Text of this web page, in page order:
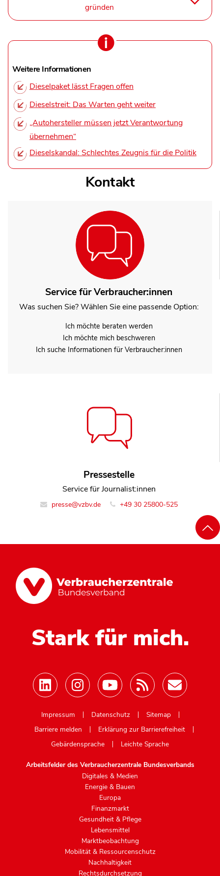
gründen
Weitere Informationen
Dieselpaket lässt Fragen offen
Dieselstreit: Das Warten geht weiter
„Autohersteller müssen jetzt Verantwortung
übernehmen“
Dieselskandal: Schlechtes Zeugnis für die Politik
Kontakt
Service für Verbraucher:innen
Was suchen Sie? Wählen Sie eine passende Option:
Ich möchte beraten werden
Ich möchte mich beschweren
Ich suche Informationen für Verbraucher:innen
Pressestelle
Service für Journalist:innen
presse@vzbv.de +49 30 25800-525
Stark für mich.
Impressum
Datenschutz
Sitemap
Barriere melden
Erklärung zur Barrierefreiheit
Gebärdensprache
Leichte Sprache
Arbeitsfelder des Verbraucherzentrale Bundesverbands
Digitales & Medien
Energie & Bauen
Europa
Finanzmarkt
Gesundheit & Pflege
Lebensmittel
Marktbeobachtung
Mobilität & Ressourcenschutz
Nachhaltigkeit
Rechtsdurchsetzung